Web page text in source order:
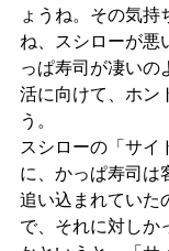
ょうね。その気持
ね、スシローが悪
っぱ寿司が凄いの
活に向けて、ホン
う。
スシローの「サイ
に、かっぱ寿司は
追い込まれていた
で、それに対しか